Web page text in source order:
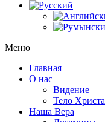
Меню
Главная
О нас
Видение
Тело Христа
Наша Вера